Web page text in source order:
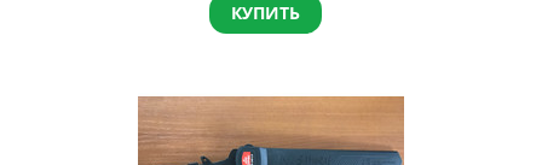
КУПИТЬ